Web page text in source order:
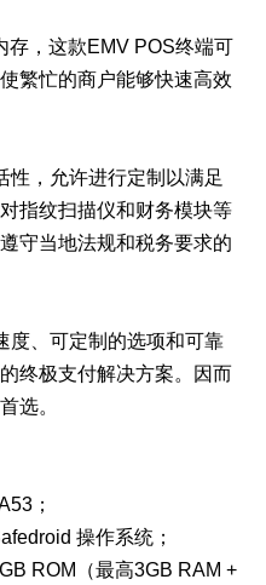
存，这款EMV POS终端可
繁忙的商户能够快速高效
性，允许进行定制以满足
指纹扫描仪和财务模块等
守当地法规和税务要求的
度、可定制的选项和可靠
终极支付解决方案。因而
选。
；
操作系统；
ROM（最高3GB RAM +